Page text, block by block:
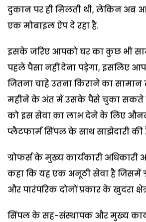
दुकान पर ही मिलती थी, लेकिन अब
एक मोबाइल ऐप दे रहा है.
इसके जरिए आपको घर का कुछ भी
पहले पैसा नहीं देना पड़ेगा, इसलिए
जितना चाहे उतना किराने का
महीने के अंत में उसके पैसे चुका सकते हैं.
को इस सेवा का लाभ देने के लिए
प्लैटफार्म सिंपल के साथ साझेदारी की
ग्रोफर्स के मुख्य कार्यकारी अधिकारी
कहा कि यह एक अनूठी सेवा है जिसमें
और पारंपरिक दोनों प्रकार के खुदरा
सिंपल के सह-संस्थापक और मुख्य